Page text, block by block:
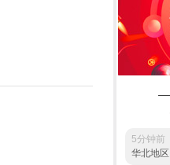
8小时前
5分钟前